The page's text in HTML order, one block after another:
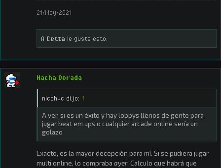
21/May/2021
A Cetta le gusta esto.
Hacha Dorada
nicohvc dijo: ↑
A ver, si es un éxito y hay lobbys llenos de gente para
jugar beat em ups o cualquier arcade online sería un
golazo
Exacto, es la mayor decepción para mí. Si se pudiera jugar
multi online, lo compraba ayer. Calculo que habrá que